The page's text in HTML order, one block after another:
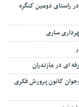
راستای دومین کنگره
کانون پرورش فکری